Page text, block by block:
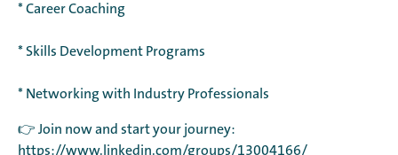
* Career Coaching
* Skills Development Programs
* Networking with Industry Professionals
👉 Join now and start your journey:
https://www.linkedin.com/groups/13004166/